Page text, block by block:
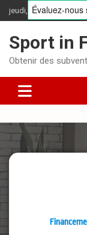
jeudi, août 6, 2026
Sport in
Obtenir des